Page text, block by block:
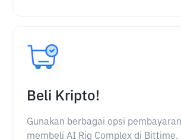
Beli Kripto!
Gunakan berbagai opsi
membeli AI Rig Complex di Bittime.